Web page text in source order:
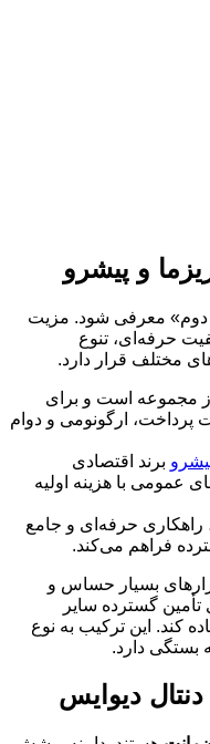
و پیشرو
دوم» معرفی شود. مزیت
حرفه‌ای، تنوع
مختلف قرار دارد.
مجموعه است و برای
ارگونومی و دوام
برند اقتصادی
عمومی با هزینه اولیه
راهکاری حرفه‌ای و جامع
فراهم می‌کند.
بسیار حساس و
تأمین گسترده سایر
کند. این ترکیب به نوع
بستگی دارد.